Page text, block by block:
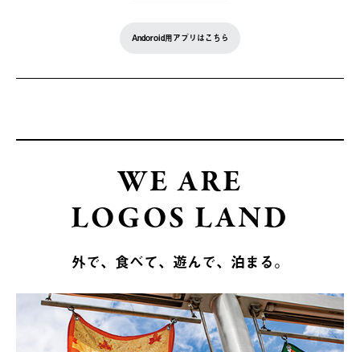
Andoroid用アプリはこちら
WE ARE
LOGOS LAND
外で、食べて、遊んで、泊まる。